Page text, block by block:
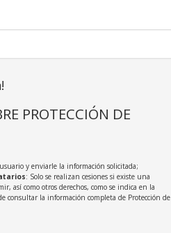
PROTECCIÓN DE
y enviarle la información solicitada;
: Solo se realizan cesiones si existe una
así como otros derechos, como se indica en la
consultar la información completa de Protección de